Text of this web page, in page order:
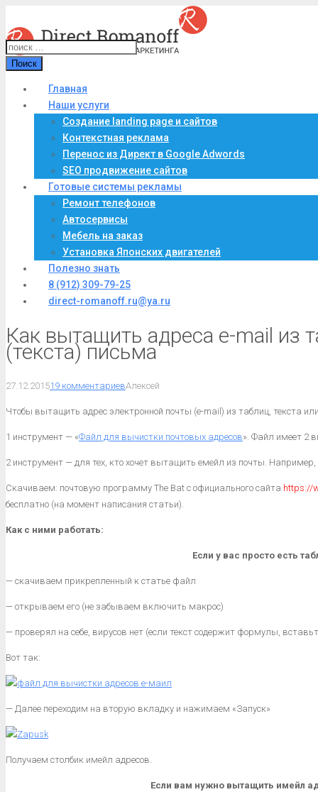
Поиск
Главная
Наши услуги
Создание landing page и сайтов
Контекстная реклама
Перенос из Директ в Google Adwords
SEO продвижение сайтов
Готовые системы рекламы
Ремонт телефонов
Автосервисы
Мебель на заказ
Установка Японских двигателей
Полезно знать
8 (912) 309-79-25
direct-romanoff.ru@ya.ru
Как вытащить адреса e-mail из
(текста) письма
27.12.201519 комментариевАлексей
Чтобы вытащить адрес электронной почты (e-mail) из таблиц, текста
1 инструмент — «Файл для вычистки почтовых адресов». Файл имеет 2
2 инструмент — для тех, кто хочет вытащить емейл из почты.
Скачиваем: почтовую программу The Bat с официального сайта https://
бесплатно (на момент написания статьи).
Как с ними работать:
Если у вас просто есть
— скачиваем прикрепленный к статье файл
— открываем его (не забываем включить макрос)
— проверял на себе, вирусов нет (если текст содержит формулы,
Вот так:
— Далее переходим на вторую вкладку и нажимаем «Запуск»
Получаем столбик имейл адресов.
Если вам нужно вытащить имейл